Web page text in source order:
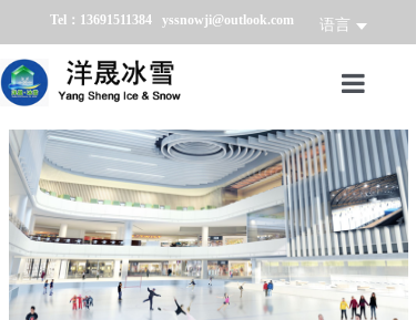
Tel：13691511384 yssnowji@outlook.com 语言
首页
冰雪产品
冰雪业务
冰雪案例